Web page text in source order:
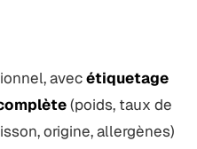
avecétiquetage
(poids, taux de
origine, allergènes)